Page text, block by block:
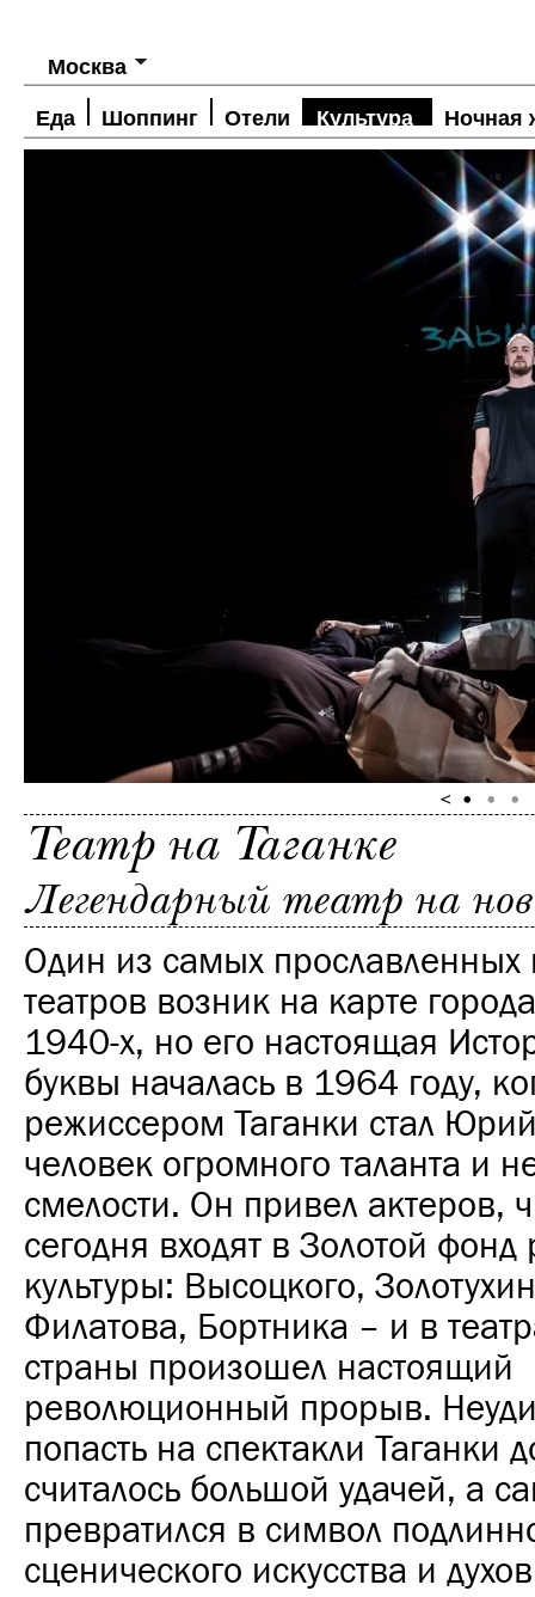
Москва
Еда Шоппинг Отели Культура Ночная
Театр на Таганке
Легендарный театр на
Один из самых прославленных
театров возник на карте
1940-х, но его настоящая
буквы началась в 1964 году,
режиссером Таганки стал
человек огромного таланта и
смелости. Он привел актеров,
сегодня входят в Золотой фонд
культуры: Высоцкого,
Филатова, Бортника – и в
страны произошел настоящий
революционный прорыв.
попасть на спектакли Таганки
считалось большой удачей, а
превратился в символ
сценического искусства и